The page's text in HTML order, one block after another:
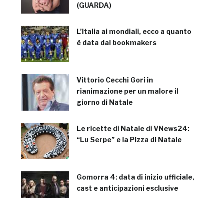
(GUARDA)
L’Italia ai mondiali, ecco a quanto
è data dai bookmakers
Vittorio Cecchi Gori in
rianimazione per un malore il
giorno di Natale
Le ricette di Natale di VNews24:
“Lu Serpe” e la Pizza di Natale
Gomorra 4: data di inizio ufficiale,
cast e anticipazioni esclusive